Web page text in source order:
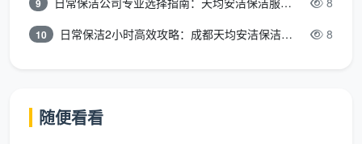
觉。
50平米房子的最大特点就是过道窄，稍大一点的设
10 日常保洁2小时高效攻略：成都天均安洁保洁专业时间管理方案 8
随便看看